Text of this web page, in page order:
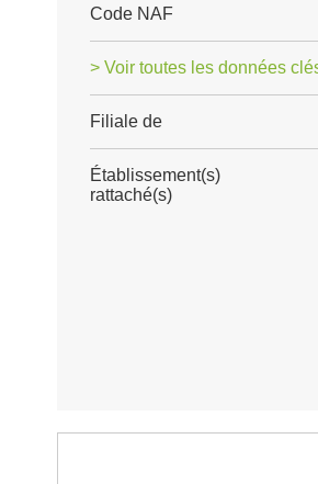
Code NAF
> Voir toutes les données
Filiale de
Établissement(s)
rattaché(s)